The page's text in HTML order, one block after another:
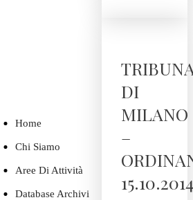
Home
Chi Siamo
Aree Di Attività
Database Archivi
DI
MILANO
–
15.10.2014